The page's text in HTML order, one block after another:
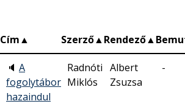
Cím▲ Szerző▲Rendező▲
🔈 A
fogolytábor
hazaindul
Radnóti
Miklós
Albert
Zsuzsa
-